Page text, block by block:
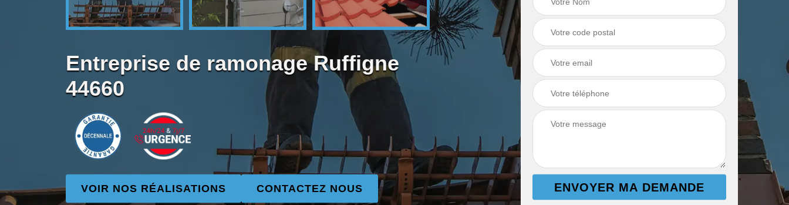
Entreprise de ramonage Ruffigne
44660
VOIR NOS RÉALISATIONS CONTACTEZ NOUS